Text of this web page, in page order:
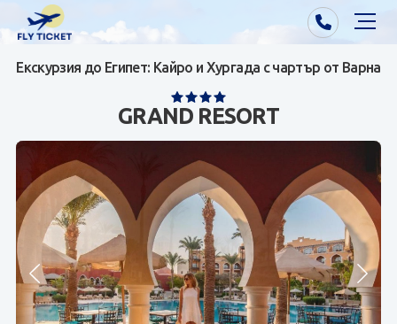
Почивки от Варна
Почивки от София/Пловдив/Бургас
Самолетни билети
Визи
Контакти
Екскурзия до Египет: Кайро и Хургада с чартър от Варна
GRAND RESORT